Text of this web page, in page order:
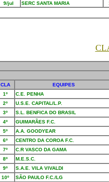
9/jul
SERC SANTA MARIA
CLA
EQUIPES
1º
C.E. PENHA
2º
U.S.E. CAPITAL/L.P.
3º
S.L. BENFICA DO BRASIL
4º
GUIMARÃES F.C.
5º
A.A. GOODYEAR
6º
CENTRO DA COROA F.C.
7º
C.R VASCO DA GAMA
8º
M.E.S.C.
9º
S.A.E. VILA VIVALDI
10º
SÃO PAULO F.C./LG